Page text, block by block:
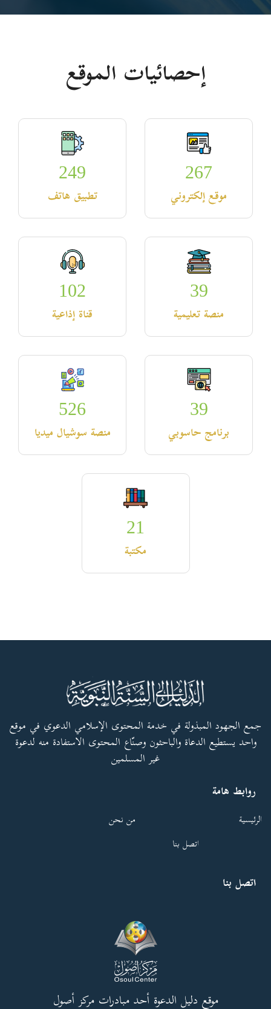
إحصائيات الموقع
267
موقع إلكتروني
249
تطبيق هاتف
39
منصة تعليمية
102
قناة إذاعية
39
برنامج حاسوبي
526
منصة سوشيال ميديا
21
مكتبة
جمع الجهود المبذولة في خدمة المحتوى الإسلامي الدعوي في موقع
واحد يستطيع الدعاة والباحثون وصنّاع المحتوى الاستفادة منه لدعوة
غير المسلمين
روابط هامة
الرئيسية
من نحن
اتصل بنا
اتصل بنا
موقع دليل الدعوة أحد مبادرات مركز أصول